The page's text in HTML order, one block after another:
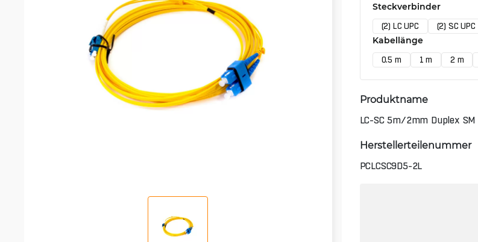
Steckverbinder
(2) LC UPC (2) SC UPC
Kabellänge
0.5 m 1 m 2 m
Produktname
LC-SC 5m/2mm Duplex SM
Herstellerteilenummer
PCLCSC9D5-2L